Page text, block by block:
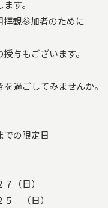
す。
拝観参加者のために
与もございます。
過ごしてみませんか。
での限定日
（日）
５ （日）